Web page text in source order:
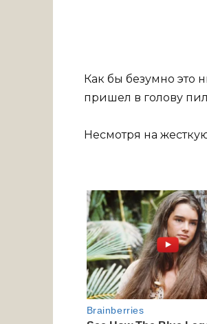
Как бы безумно это
пришел в голову
Несмотря на